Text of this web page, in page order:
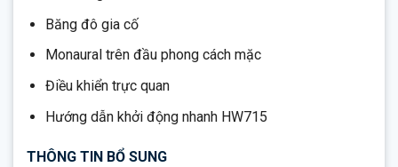
Băng đô gia cố
Monaural trên đầu phong cách mặc
Điều khiển trực quan
Hướng dẫn khởi động nhanh HW715
THÔNG TIN BỔ SUNG